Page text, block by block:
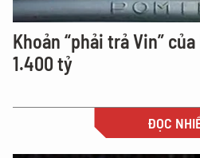
Khoản “phải trả Vin”
1.400 tỷ
ĐỌC